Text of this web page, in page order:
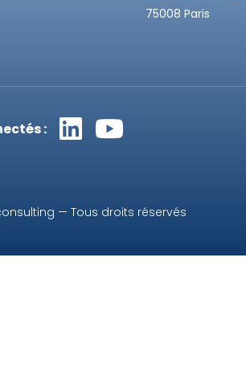
75008 Paris
:
— Tous droits réservés